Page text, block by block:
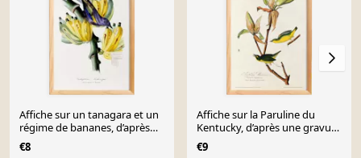
Affiche sur un tanagara et un
régime de bananes, d’après
une gravure
€8
Affiche sur la Paruline du
Kentucky, d’après une gravure
ancienne de 1827.
€9